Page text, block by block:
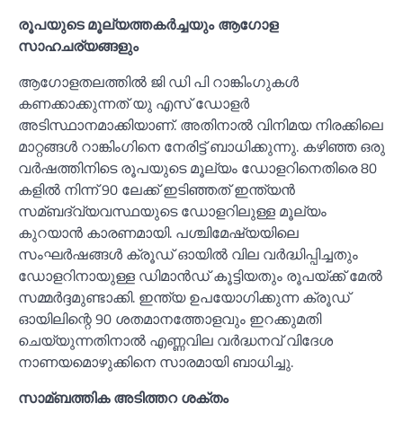
രൂപയുടെ മൂല്യത്തകർച്ചയും ആഗോള
സാഹചര്യങ്ങളും
ആഗോളതലത്തില്‍ ജി ഡി പി റാങ്കിംഗുകള്‍
കണക്കാക്കുന്നത് യു എസ് ഡോളർ
അടിസ്ഥാനമാക്കിയാണ്. അതിനാല്‍ വിനിമയ നിരക്കിലെ
മാറ്റങ്ങള്‍ റാങ്കിംഗിനെ നേരിട്ട് ബാധിക്കുന്നു. കഴിഞ്ഞ ഒരു
വർഷത്തിനിടെ രൂപയുടെ മൂല്യം ഡോളറിനെതിരെ 80
കളില്‍ നിന്ന് 90 ലേക്ക് ഇടിഞ്ഞത് ഇന്ത്യൻ
സമ്ബദ്‌വ്യവസ്ഥയുടെ ഡോളറിലുള്ള മൂല്യം
കുറയാൻ കാരണമായി. പശ്ചിമേഷ്യയിലെ
സംഘർഷങ്ങള്‍ ക്രൂഡ് ഓയില്‍ വില വർദ്ധിപ്പിച്ചതും
ഡോളറിനായുള്ള ഡിമാൻഡ് കൂട്ടിയതും രൂപയ്ക്ക് മേല്‍
സമ്മർദ്ദമുണ്ടാക്കി. ഇന്ത്യ ഉപയോഗിക്കുന്ന ക്രൂഡ്
ഓയിലിന്റെ 90 ശതമാനത്തോളവും ഇറക്കുമതി
ചെയ്യുന്നതിനാല്‍ എണ്ണവില വർദ്ധനവ് വിദേശ
നാണയമൊഴുക്കിനെ സാരമായി ബാധിച്ചു.
സാമ്ബത്തിക അടിത്തറ ശക്തം